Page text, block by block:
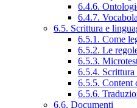
6.4.6.
6.4.7.
6.5. Scrittura e
6.5.1. Come
6.5.2. Le
6.5.3.
6.5.4.
6.5.5. Content
6.5.6.
6.6. Documenti